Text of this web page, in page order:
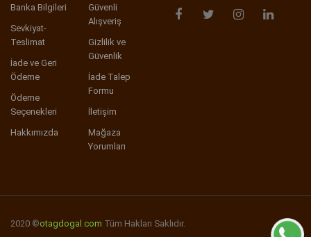
Banka Bilgileri
Sevkiyat-
Teslimat
İade ve Geri
Ödeme
Ödeme
Seçenekleri
Hakkımızda
Güvenli
Alışveriş
Gizlilik ve
Güvenlik
İade Talep
Formu
İletişim
Mağaza
Yorumları
2020 ©otagdogal.com Tüm Hakları Saklıdır.